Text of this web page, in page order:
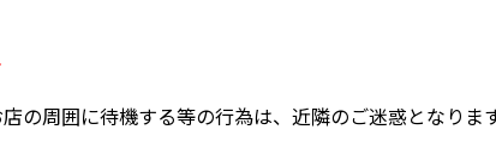
の周囲に待機する等の行為は、近隣のご迷惑となりま